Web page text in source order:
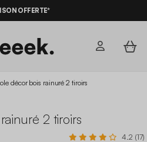
AVEC LECODE SUMMER10
OFFERTE*
décor bois rainuré 2 tiroirs
2 tiroirs
4.2 (17)